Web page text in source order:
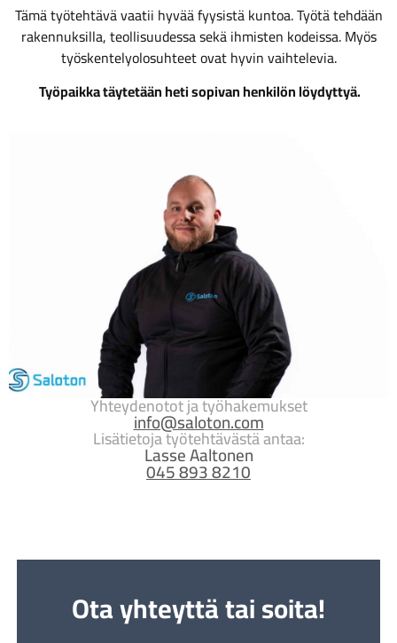
Yhteydenotot ja työhakemukset
info@saloton.com
Lisätietoja työtehtävästä antaa:
Lasse Aaltonen
045 893 8210
Tämä työtehtävä vaatii hyvää fyysistä kuntoa. Työtä tehdään
rakennuksilla, teollisuudessa sekä ihmisten kodeissa. Myös
työskentelyolosuhteet ovat hyvin vaihtelevia.
Työpaikka täytetään heti sopivan henkilön löydyttyä.​
Ota yhteyttä tai soita!